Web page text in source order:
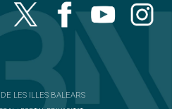
LES ILLES BALEARS